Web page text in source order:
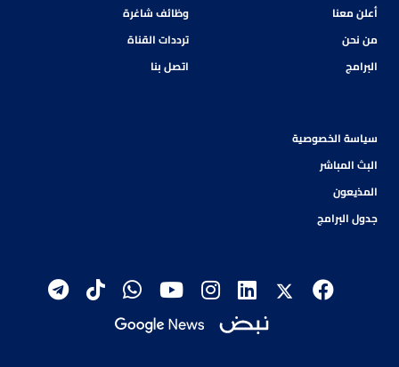
أعلن معنا
من نحن
البرامج
وظائف شاغرة
ترددات القناة
اتصل بنا
سياسة الخصوصية
البث المباشر
المذيعون
جدول البرامج